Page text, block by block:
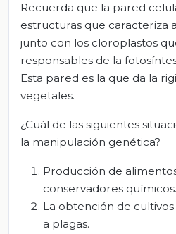
Recuerda que la pared
estructuras que caracteriza
junto con los cloroplastos
responsables de la
Esta pared es la que da la
vegetales.
¿Cuál de las siguientes
la manipulación genética?
Producción de
conservadores químicos.
La obtención de
a plagas.